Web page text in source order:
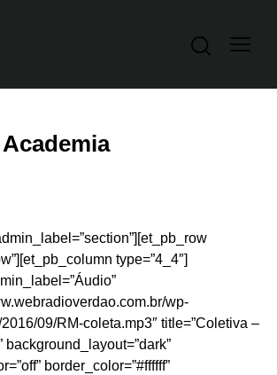
type=”4_4″]
wp-
09/RM-coleta.mp3″ title=”Coletiva –
background_layout=”dark”
border_color=”#ffffff”